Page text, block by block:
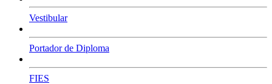
Vestibular
Portador de Diploma
FIES